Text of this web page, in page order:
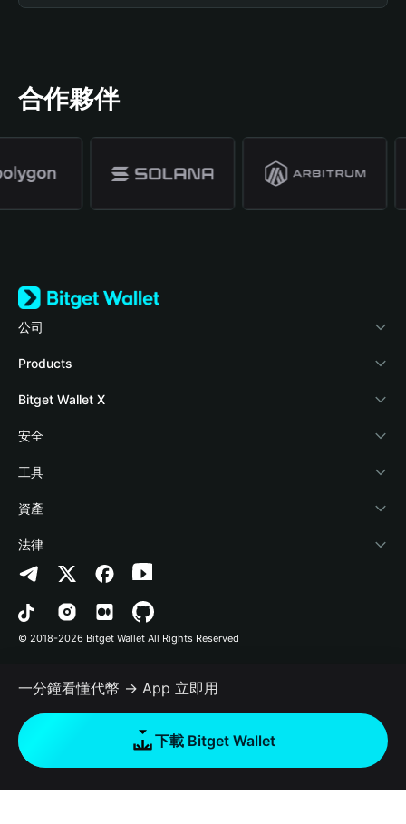
合作夥伴
公司
關於 Bitget Wallet
部落格
學院
加密資訊
幫助中心
‌聯繫我們
品牌資源
工作機會
Products
Crypto Card
Stablecoin Earn
Payfi Crypto
Crypto Swap API
Altcoin Season Index
Prediction Markets
DApp
RWA
如何購買加密貨幣
Bitget Wallet X
開發者文件
連接錢包
Bitget Wallet Pay
合作上架
安全
風險保障基金
安全防護技術
工具
快捷買幣
授權檢測
合約檢測
批次轉帳
資產
Arbitrum
Avalanche
Bitcoin
Polygon
法律
隱私協議
用戶使用協議
© 2018-2026 Bitget Wallet All Rights Reserved
一分鐘看懂代幣 → App 立即用
下載 Bitget Wallet